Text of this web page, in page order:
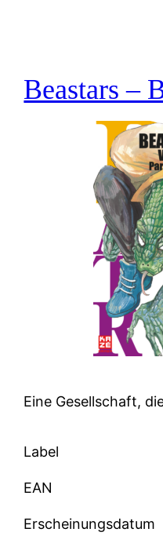
Beastars –
Eine Gesellschaft,
Label
EAN
Erscheinungsdatum